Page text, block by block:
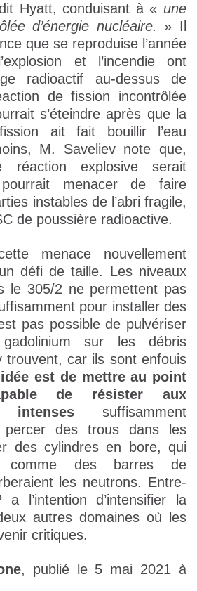
Hyatt, conduisant à « une
d’énergie nucléaire.
» Il
que se reproduise l’année
et l’incendie ont
radioactif au-dessus de
de fission incontrôlée
s’éteindre après que la
ait fait bouillir l’eau
M. Saveliev note que,
explosive serait
menacer de faire
instables de l’abri fragile,
de poussière radioactive.
menace nouvellement
défi de taille. Les niveaux
le 305/2 ne permettent pas
pour installer des
pas possible de pulvériser
sur les débris
trouvent, car ils sont enfouis
est de mettre au point
de résister aux
intensessuffisamment
percer des trous dans les
des cylindres en bore, qui
comme des barres de
les neutrons. Entre-
a l’intention d’intensifier la
autres domaines où les
critiques.
, publié le 5 mai 2021 à